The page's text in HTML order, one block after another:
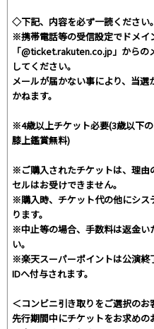
◇下記、内容を必ず一読ください。
※携帯電話等の受信設定でドメイ
「@ticket.rakuten.co.jp」から
してください。
メールが届かない事により、当
かねます。
※4歳以上チケット必要(3歳以下
膝上鑑賞無料)
※ご購入されたチケットは、理由
セルはお受けできません。
※購入時、チケット代の他にシス
ります。
※中止等の場合、手数料は返金い
い。
※楽天スーパーポイントは公演終
IDへ付与されます。
＜コンビニ引き取りをご選択のお
先行期間中にチケットをお求め